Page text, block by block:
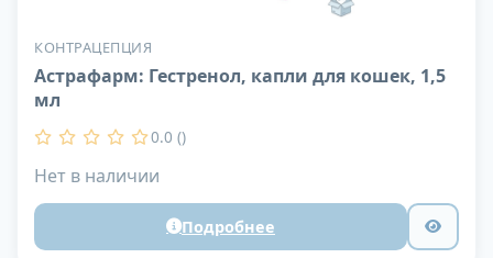
КОНТРАЦЕПЦИЯ
Астрафарм: Гестренол, капли для кошек, 1,5
мл
0.0 ()
Нет в наличии
Подробнее